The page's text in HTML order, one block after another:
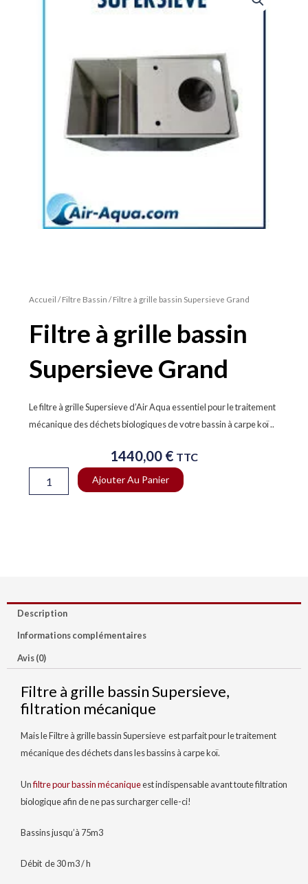
Accueil /Filtre Bassin / Filtre à grille bassin Supersieve Grand
Filtre à grille bassin
Supersieve Grand
Le filtre à grille Supersieve d’Air Aqua essentiel pour le traitement
mécanique des déchets biologiques de votre bassin à carpe koï ..
1440,00 € TTC
Ajouter Au Panier
Description
Informations complémentaires
Avis (0)
Filtre à grille bassin Supersieve,
filtration mécanique
Mais le Filtre à grille bassin Supersieve est parfait pour le traitement
mécanique des déchets dans les bassins à carpe koï.
Unfiltre pour bassin mécaniqueest indispensable avant toute filtration
biologique afin de ne pas surcharger celle-ci!
Bassins jusqu’à 75m3
Débit de 30 m3 / h